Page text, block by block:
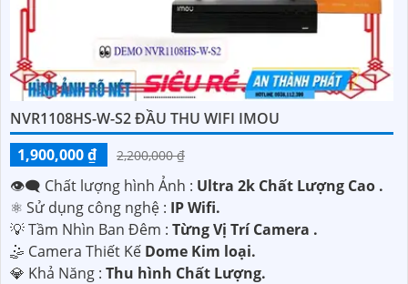
NVR1108HS-W-S2 ĐẦU THU WIFI IMOU
1,900,000 ₫
2,200,000 ₫
👁️‍🗨 Chất lượng hình Ảnh : Ultra 2k Chất Lượng Cao .
⚛️ Sử dụng công nghệ : IP Wifi.
💡 Tầm Nhìn Ban Đêm : Từng Vị Trí Camera .
🤹 Camera Thiết Kế Dome Kim loại.
️💎 Khả Năng : Thu hình Chất Lượng.